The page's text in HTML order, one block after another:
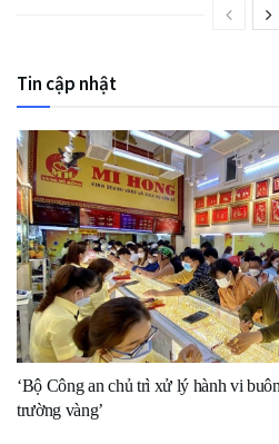
Tin cập nhật
‘Bộ Công an chủ trì xử lý hành vi
trường vàng’